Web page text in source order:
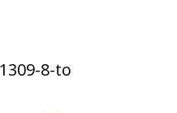
8-to